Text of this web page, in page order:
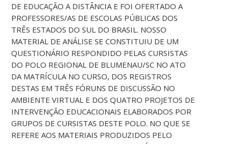
DE EDUCAÇÃO A DISTÂNCIA E FOI OFERTADO A
PROFESSORES/AS DE ESCOLAS PÚBLICAS DOS
TRÊS ESTADOS DO SUL DO BRASIL. NOSSO
MATERIAL DE ANÁLISE SE CONSTITUIU DE UM
QUESTIONÁRIO RESPONDIDO PELAS CURSISTAS
DO POLO REGIONAL DE BLUMENAU/SC NO ATO
DA MATRÍCULA NO CURSO, DOS REGISTROS
DESTAS EM TRÊS FÓRUNS DE DISCUSSÃO NO
AMBIENTE VIRTUAL E DOS QUATRO PROJETOS DE
INTERVENÇÃO EDUCACIONAIS ELABORADOS POR
GRUPOS DE CURSISTAS DESTE POLO. NO QUE SE
REFERE AOS MATERIAIS PRODUZIDOS PELO